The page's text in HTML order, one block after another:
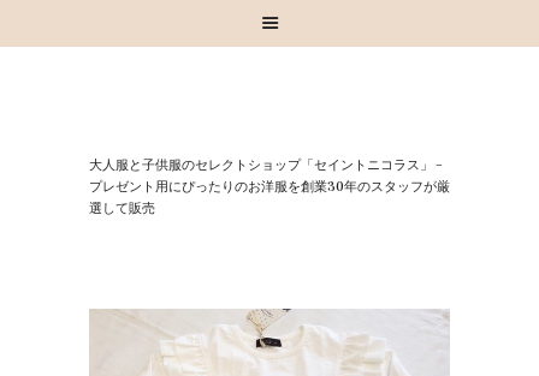
⼤⼈服と⼦供服のセレクトショップ「セイントニコラス」 –
プレゼント⽤にぴったりのお洋服を創業30年のスタッフが厳
選して販売
お知らせ
お買い物
取扱いブランド